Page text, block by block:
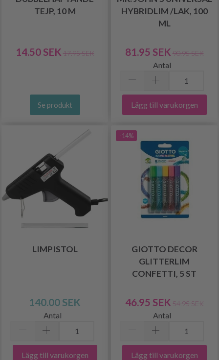
TEJP, 10 M
14.50 SEK 17.95 SEK
Se produkt
HYBRIDLIM /LAK, 100
ML
81.95 SEK 90.95 SEK
Antal
Lägg till varukorgen
LIMPISTOL
140.00 SEK
Antal
Lägg till varukorgen
-14%
GIOTTO DECOR
GLITTERLIM
CONFETTI, 5 ST
46.95 SEK 54.95 SEK
Antal
Lägg till varukorgen